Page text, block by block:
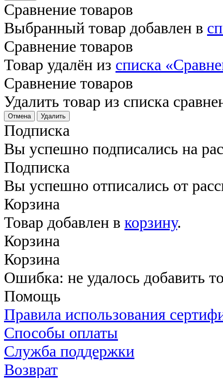
Сравнение товаров
Выбранный товар добавлен в
Сравнение товаров
Товар удалён из списка
Сравнение товаров
Удалить товар из списка
Отмена Удалить
Подписка
Вы успешно подписались на
Подписка
Вы успешно отписались от
Корзина
Товар добавлен в корзину.
Корзина
Корзина
Ошибка: не удалось добавить
Помощь
Правила использования
Способы оплаты
Служба поддержки
Возврат